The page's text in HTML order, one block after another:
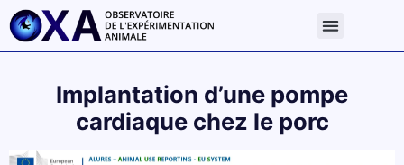
Implantation d’une pompe
cardiaque chez le porc